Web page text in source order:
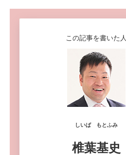
この記事を書いた人
しいば もとふみ
椎葉基史